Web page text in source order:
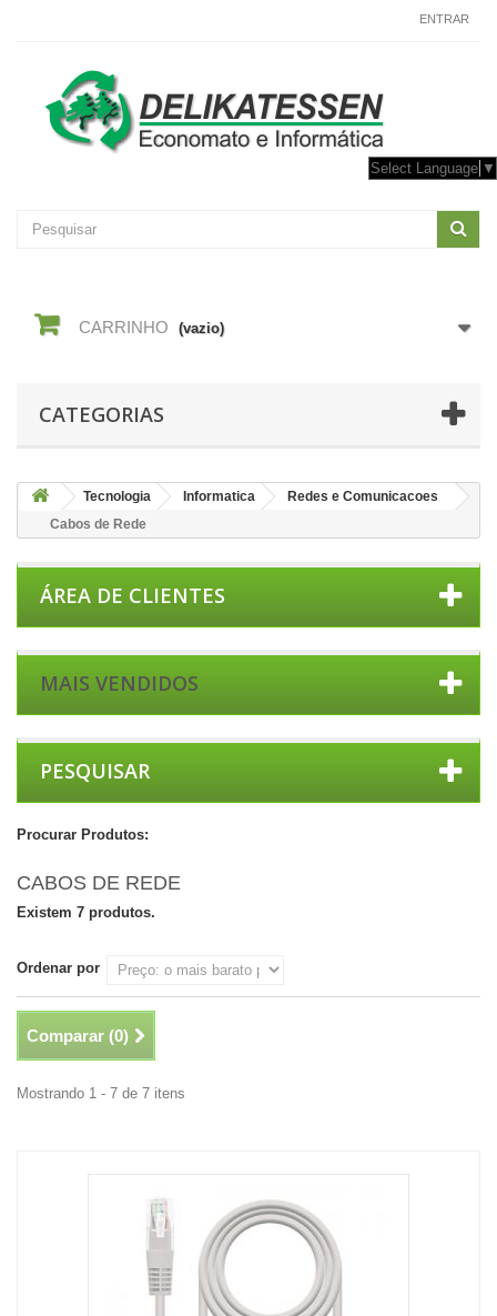
ENTRAR
Select Language ▼
CARRINHO (vazio)
CATEGORIAS
Tecnologia Informatica
Redes e Comunicacoes
Cabos de Rede
ÁREA DE CLIENTES
MAIS VENDIDOS
PESQUISAR
Procurar Produtos:
CABOS DE REDE
Existem 7 produtos.
Ordenar por
Comparar (0)
Mostrando 1 - 7 de 7 itens